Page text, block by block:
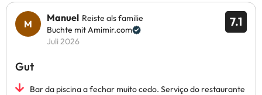
7.1
Manuel Reiste als familie
Buchte mit Amimir.com
Juli 2026
Gut
Bar da piscina a fechar muito cedo. Serviço do restaurante